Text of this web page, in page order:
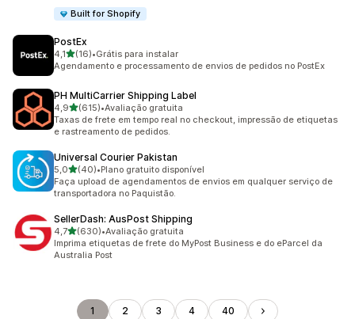
Built for Shopify
PostEx
4,1de 5 estrelas
(16)
16 avaliações ao todo
•Grátis para instalar
Agendamento e processamento de envios de pedidos no PostEx
PH MultiCarrier Shipping Label
4,9de 5 estrelas
(615)
615 avaliações ao todo
•Avaliação gratuita
Taxas de frete em tempo real no checkout, impressão de etiquetas
e rastreamento de pedidos.
Universal Courier Pakistan
5,0de 5 estrelas
(40)
40 avaliações ao todo
•Plano gratuito disponível
Faça upload de agendamentos de envios em qualquer serviço de
transportadora no Paquistão.
SellerDash: AusPost Shipping
4,7de 5 estrelas
(630)
630 avaliações ao todo
•Avaliação gratuita
Imprima etiquetas de frete do MyPost Business e do eParcel da
Australia Post
1 2 3 4 40